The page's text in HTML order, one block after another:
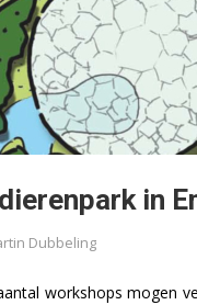
in
Dubbeling
workshops mogen